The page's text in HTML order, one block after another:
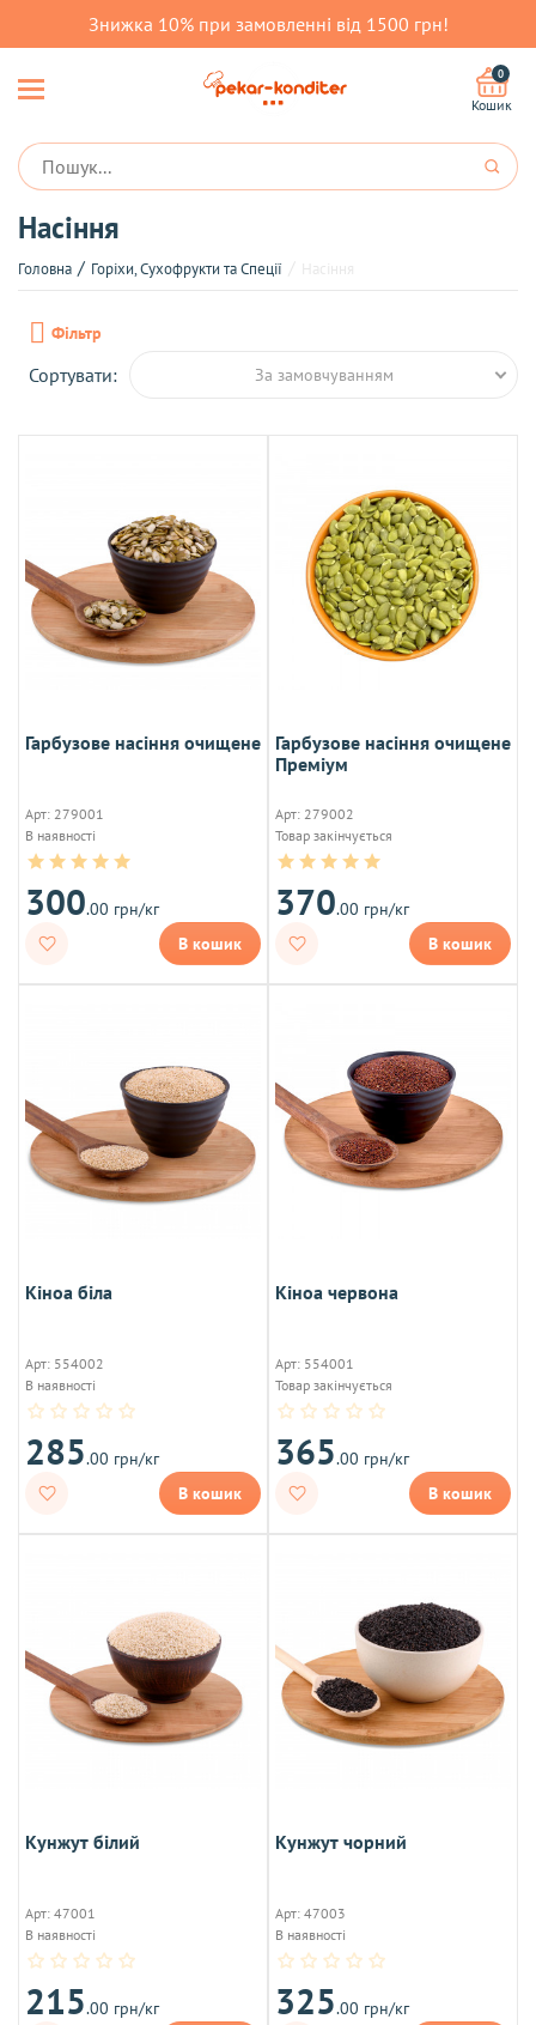
Знижка 10% при замовленні від 1500 грн!
0
Кошик
Насіння
Головна Горіхи, Сухофрукти та Спеції
Фільтр
Сортувати: За замовчуванням
Гарбузове насіння очищене
Арт: 279001
В наявності
300.00 грн/кг
В кошик
Гарбузове насіння очищене
Преміум
Арт: 279002
Товар закінчується
370.00 грн/кг
В кошик
Кіноа біла
Арт: 554002
В наявності
285.00 грн/кг
В кошик
Кіноа червона
Арт: 554001
Товар закінчується
365.00 грн/кг
В кошик
Кунжут білий
Арт: 47001
В наявності
215.00 грн/кг
Кунжут чорний
Арт: 47003
В наявності
325.00 грн/кг